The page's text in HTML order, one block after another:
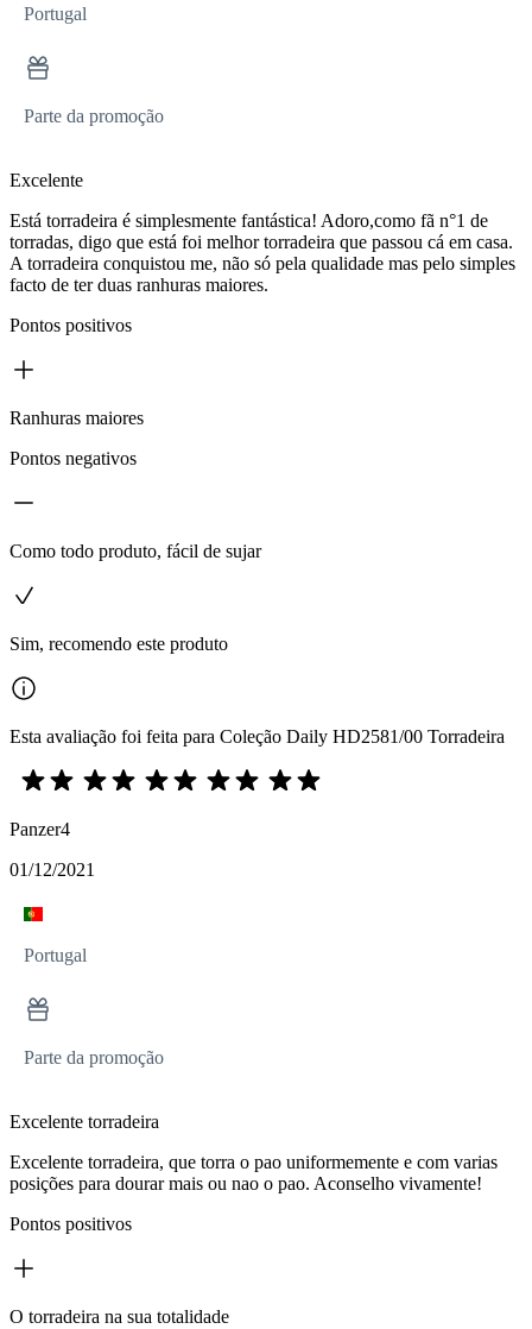
Portugal
Parte da promoção
Excelente
Está torradeira é simplesmente fantástica! Adoro,como fã n°1 de
torradas, digo que está foi melhor torradeira que passou cá em casa.
A torradeira conquistou me, não só pela qualidade mas pelo simples
facto de ter duas ranhuras maiores.
Pontos positivos
Ranhuras maiores
Pontos negativos
Como todo produto, fácil de sujar
Sim, recomendo este produto
Esta avaliação foi feita para Coleção Daily HD2581/00 Torradeira
Panzer4
01/12/2021
Portugal
Parte da promoção
Excelente torradeira
Excelente torradeira, que torra o pao uniformemente e com varias
posições para dourar mais ou nao o pao. Aconselho vivamente!
Pontos positivos
O torradeira na sua totalidade